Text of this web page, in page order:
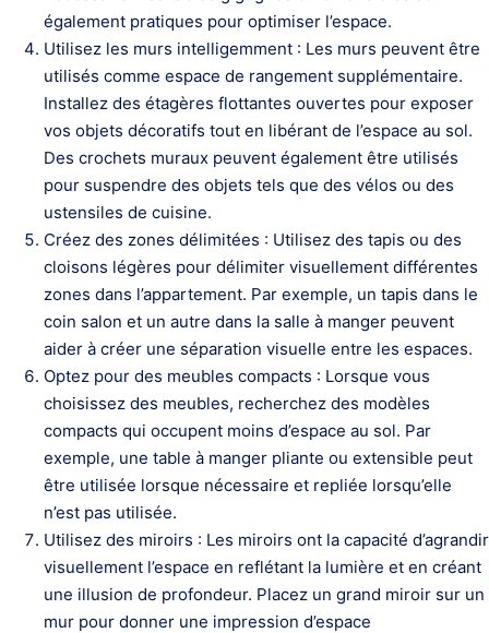
également pratiques pour optimiser l’espace.
Utilisez les murs intelligemment : Les murs peuvent être
utilisés comme espace de rangement supplémentaire.
Installez des étagères flottantes ouvertes pour exposer
vos objets décoratifs tout en libérant de l’espace au sol.
Des crochets muraux peuvent également être utilisés
pour suspendre des objets tels que des vélos ou des
ustensiles de cuisine.
Créez des zones délimitées : Utilisez des tapis ou des
cloisons légères pour délimiter visuellement différentes
zones dans l’appartement. Par exemple, un tapis dans le
coin salon et un autre dans la salle à manger peuvent
aider à créer une séparation visuelle entre les espaces.
Optez pour des meubles compacts : Lorsque vous
choisissez des meubles, recherchez des modèles
compacts qui occupent moins d’espace au sol. Par
exemple, une table à manger pliante ou extensible peut
être utilisée lorsque nécessaire et repliée lorsqu’elle
n’est pas utilisée.
Utilisez des miroirs : Les miroirs ont la capacité d’agrandir
visuellement l’espace en reflétant la lumière et en créant
une illusion de profondeur. Placez un grand miroir sur un
mur pour donner une impression d’espace